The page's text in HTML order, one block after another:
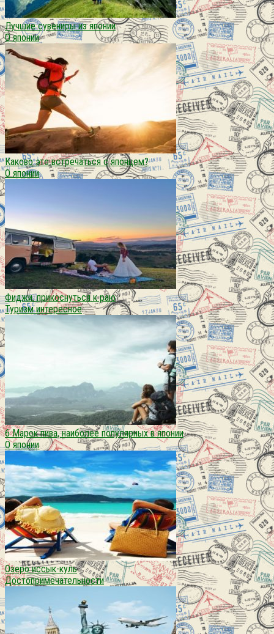
Лучшие сувениры из японии
О японии
Каково это встречаться с японцем?
О японии
Фиджи. прикоснуться к раю
Туризм интересное
6 Марок пива, наиболее популярных в японии
О японии
Озеро иссык-куль
Достопримечательности